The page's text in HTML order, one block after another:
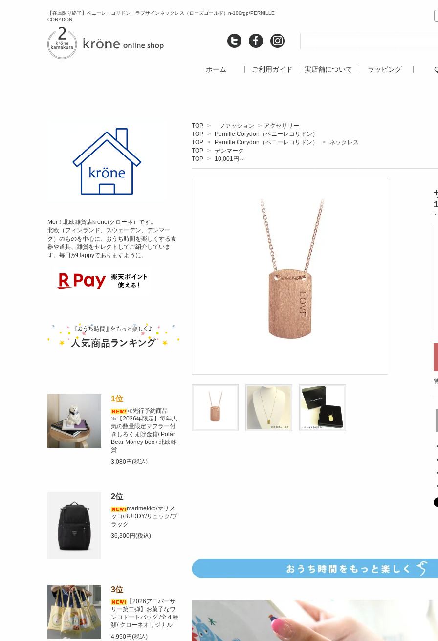
【在庫限り終了】ペニーレ・コリドン ラブサインネックレス（ローズゴールド）n-100rgp/PERNILLE
CORYDON
ホーム ご利用ガイド 実店舗について ラッピング
TOP > ファッション > アクセサリー
TOP >
Pernille Corydon（ペニーレコリドン）
TOP > Pernille Corydon（ペニーレコリドン） >
ネックレス
TOP > デンマーク
TOP > 10,001円～
Moi！北欧雑貨店krone(クローネ）です。
北欧（フィンランド、スウェーデン、デンマー
ク）のものを中心に、おうち時間を楽しくする食
器や道具、雑貨をセレクトしてご紹介していま
す。毎日がHappyでありますように。
1位
≪先行予約商品
≫【2026年限定】毎年人
気の数量限定マフラー付
きしろくま貯金箱/ Polar
Bear Money box / 北欧雑
貨
3,080円(税込)
2位
marimekko/マリメ
ッコ/BUDDY/リュック/ブ
ラック
36,300円(税込)
3位
【2026アニバーサ
リー第二弾】お菓子なワ
ンコトートバッグ /全４種
類/ クローネオリジナル
4,950円(税込)